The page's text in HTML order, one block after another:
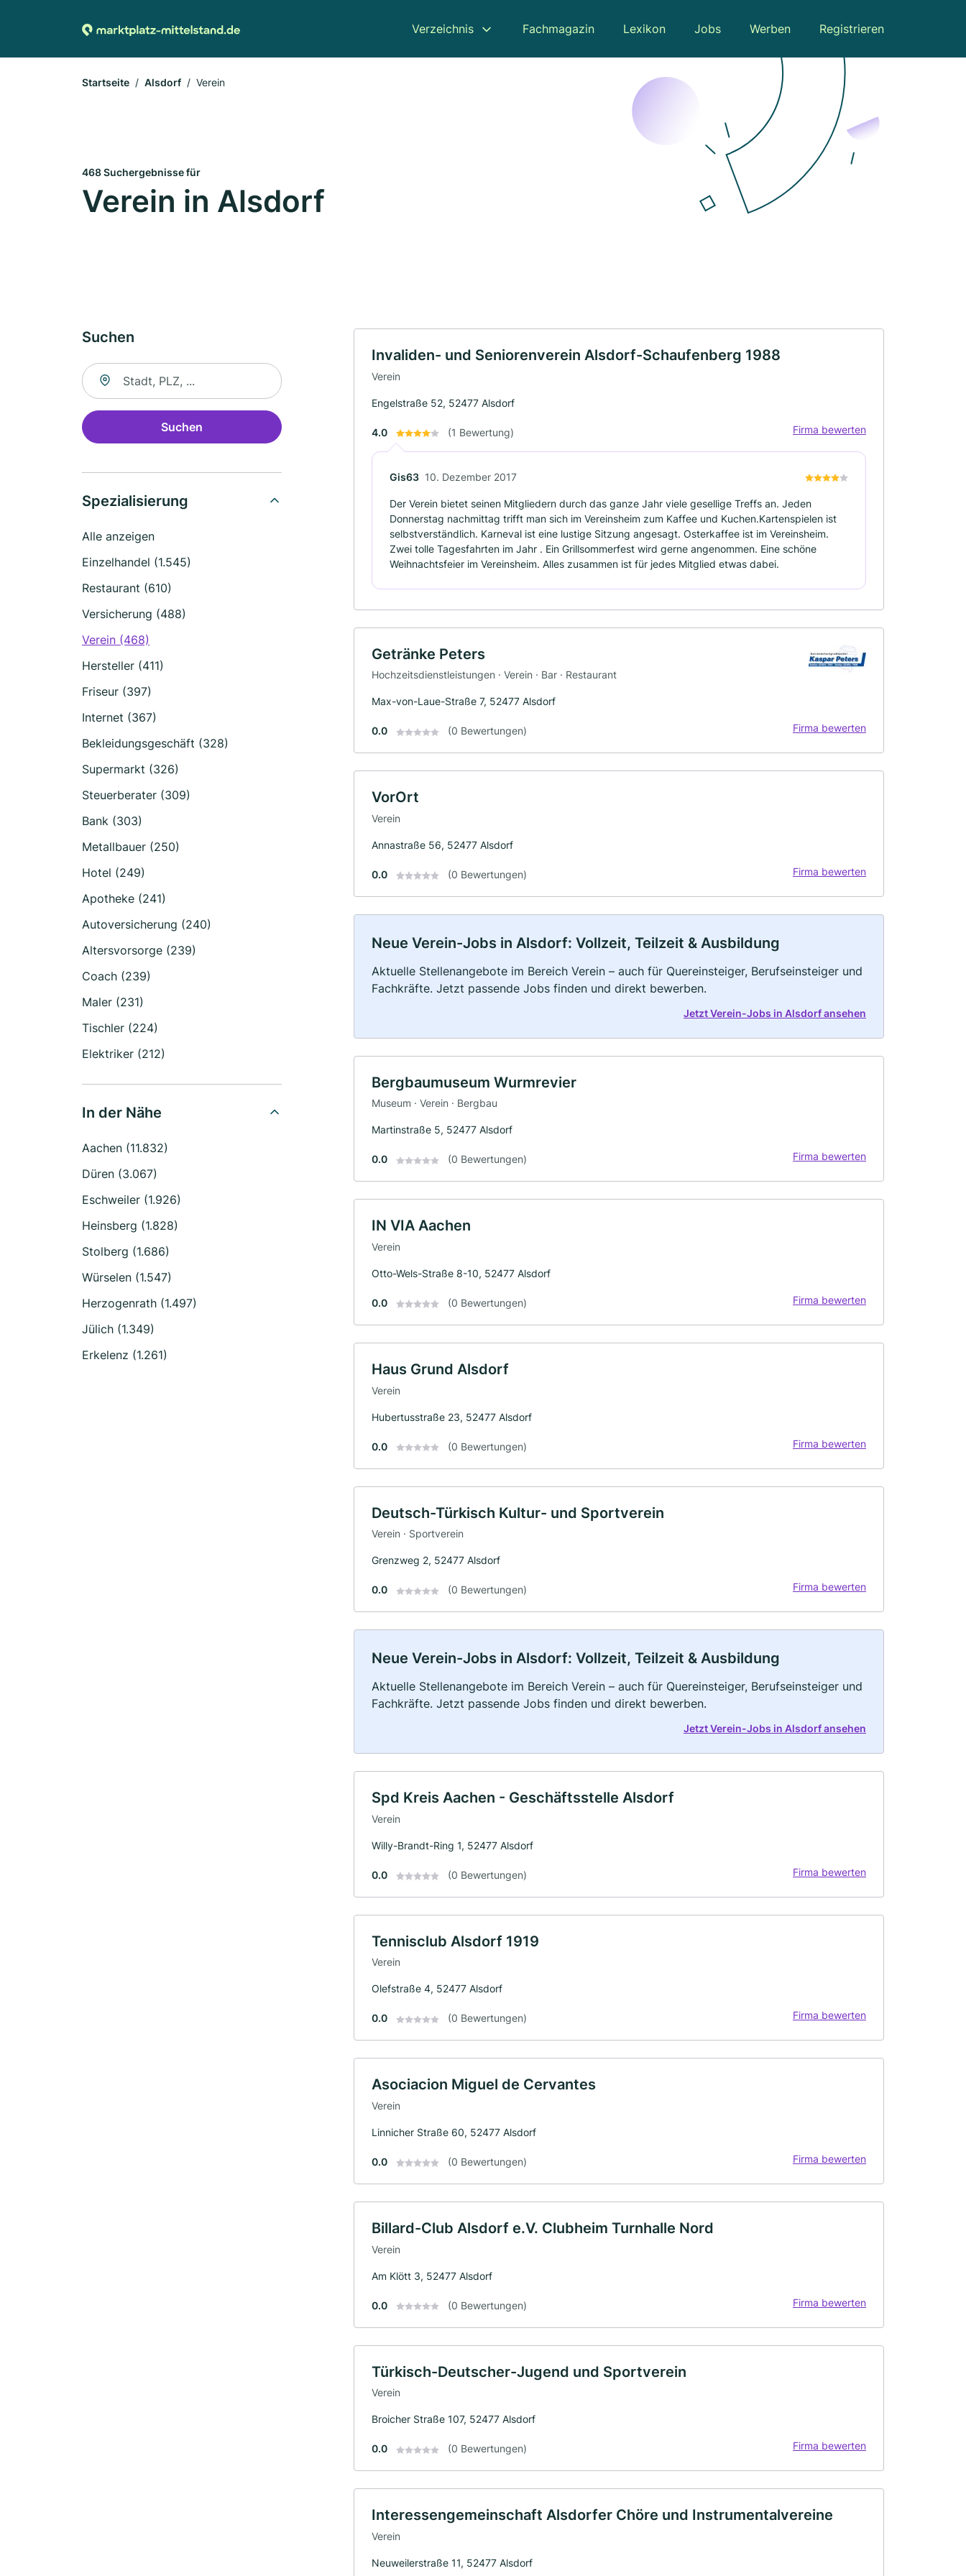
Verzeichnis Fachmagazin Lexikon Jobs Werben Registrieren
Startseite Alsdorf Verein
468 Suchergebnisse für
Verein in Alsdorf
Suchen
Suche nach Ort
Suchen
Spezialisierung
Alle anzeigen
Einzelhandel (1.545)
Restaurant (610)
Versicherung (488)
Verein (468)
Hersteller (411)
Friseur (397)
Internet (367)
Bekleidungsgeschäft (328)
Supermarkt (326)
Steuerberater (309)
Bank (303)
Metallbauer (250)
Hotel (249)
Apotheke (241)
Autoversicherung (240)
Altersvorsorge (239)
Coach (239)
Maler (231)
Tischler (224)
Elektriker (212)
In der Nähe
Aachen (11.832)
Düren (3.067)
Eschweiler (1.926)
Heinsberg (1.828)
Stolberg (1.686)
Würselen (1.547)
Herzogenrath (1.497)
Jülich (1.349)
Erkelenz (1.261)
Invaliden- und Seniorenverein Alsdorf-Schaufenberg 1988
Verein
Engelstraße 52, 52477 Alsdorf
4.0 (1 Bewertung) Firma bewerten
Gis63 10. Dezember 2017
Der Verein bietet seinen Mitgliedern durch das ganze Jahr viele gesellige Treffs an. Jeden
Donnerstag nachmittag trifft man sich im Vereinsheim zum Kaffee und Kuchen.Kartenspielen ist
selbstverständlich. Karneval ist eine lustige Sitzung angesagt. Osterkaffee ist im Vereinsheim.
Zwei tolle Tagesfahrten im Jahr . Ein Grillsommerfest wird gerne angenommen. Eine schöne
Weihnachtsfeier im Vereinsheim. Alles zusammen ist für jedes Mitglied etwas dabei.
Getränke Peters
Hochzeitsdienstleistungen · Verein · Bar · Restaurant
Max-von-Laue-Straße 7, 52477 Alsdorf
0.0 (0 Bewertungen) Firma bewerten
VorOrt
Verein
Annastraße 56, 52477 Alsdorf
0.0 (0 Bewertungen) Firma bewerten
Neue Verein-Jobs in Alsdorf: Vollzeit, Teilzeit & Ausbildung
Aktuelle Stellenangebote im Bereich Verein – auch für Quereinsteiger, Berufseinsteiger und
Fachkräfte. Jetzt passende Jobs finden und direkt bewerben.
Jetzt Verein-Jobs in Alsdorf ansehen
Bergbaumuseum Wurmrevier
Museum · Verein · Bergbau
Martinstraße 5, 52477 Alsdorf
0.0 (0 Bewertungen) Firma bewerten
IN VIA Aachen
Verein
Otto-Wels-Straße 8-10, 52477 Alsdorf
0.0 (0 Bewertungen) Firma bewerten
Haus Grund Alsdorf
Verein
Hubertusstraße 23, 52477 Alsdorf
0.0 (0 Bewertungen) Firma bewerten
Deutsch-Türkisch Kultur- und Sportverein
Verein · Sportverein
Grenzweg 2, 52477 Alsdorf
0.0 (0 Bewertungen) Firma bewerten
Neue Verein-Jobs in Alsdorf: Vollzeit, Teilzeit & Ausbildung
Aktuelle Stellenangebote im Bereich Verein – auch für Quereinsteiger, Berufseinsteiger und
Fachkräfte. Jetzt passende Jobs finden und direkt bewerben.
Jetzt Verein-Jobs in Alsdorf ansehen
Spd Kreis Aachen - Geschäftsstelle Alsdorf
Verein
Willy-Brandt-Ring 1, 52477 Alsdorf
0.0 (0 Bewertungen) Firma bewerten
Tennisclub Alsdorf 1919
Verein
Olefstraße 4, 52477 Alsdorf
0.0 (0 Bewertungen) Firma bewerten
Asociacion Miguel de Cervantes
Verein
Linnicher Straße 60, 52477 Alsdorf
0.0 (0 Bewertungen) Firma bewerten
Billard-Club Alsdorf e.V. Clubheim Turnhalle Nord
Verein
Am Klött 3, 52477 Alsdorf
0.0 (0 Bewertungen) Firma bewerten
Türkisch-Deutscher-Jugend und Sportverein
Verein
Broicher Straße 107, 52477 Alsdorf
0.0 (0 Bewertungen) Firma bewerten
Interessengemeinschaft Alsdorfer Chöre und Instrumentalvereine
Verein
Neuweilerstraße 11, 52477 Alsdorf